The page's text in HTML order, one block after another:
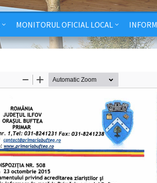
MONITORUL OFICIAL LOCAL